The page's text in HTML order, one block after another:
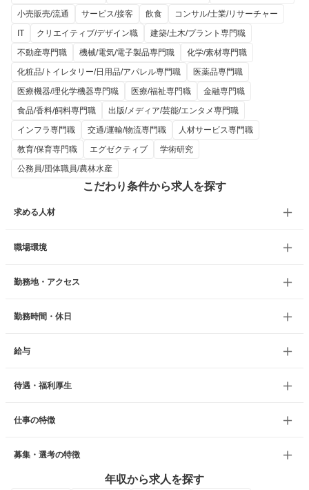
小売販売/流通
サービス/接客 飲食
コンサル/士業/リサーチャー
IT
クリエイティブ/デザイン職
建築/土木/プラント専門職
不動産専門職
機械/電気/電子製品専門職
化学/素材専門職
化粧品/トイレタリー/日用品/アパレル専門職
医薬品専門職
医療機器/理化学機器専門職
医療/福祉専門職
金融専門職
食品/香料/飼料専門職
出版/メディア/芸能/エンタメ専門職
インフラ専門職
交通/運輸/物流専門職
人材サービス専門職
教育/保育専門職
エグゼクティブ
学術研究
公務員/団体職員/農林水産
こだわり条件から求人を探す
求める人材
職場環境
勤務地・アクセス
勤務時間・休日
給与
待遇・福利厚生
仕事の特徴
募集・選考の特徴
年収から求人を探す